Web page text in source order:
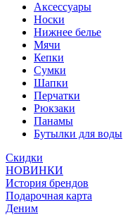
Аксессуары
Носки
Нижнее белье
Мячи
Кепки
Сумки
Шапки
Перчатки
Рюкзаки
Панамы
Бутылки для воды
Скидки
НОВИНКИ
История брендов
Подарочная карта
Деним